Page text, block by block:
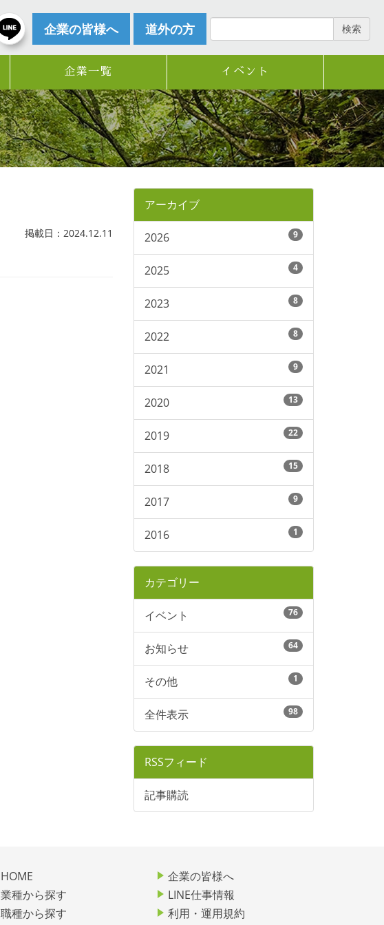
企業の皆様へ 道外の方 検索
企業一覧 イベント
掲載日：2024.12.11
アーカイブ
2026 9
2025 4
2023 8
2022 8
2021 9
2020 13
2019 22
2018 15
2017 9
2016 1
カテゴリー
イベント 76
お知らせ 64
その他 1
全件表示 98
RSSフィード
記事購読
HOME
業種から探す
職種から探す
企業の皆様へ
LINE仕事情報
利用・運用規約